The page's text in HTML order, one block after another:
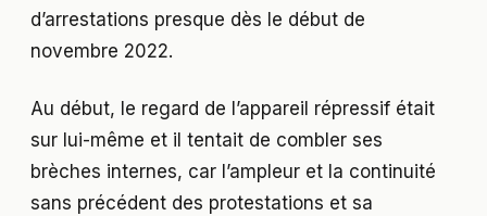
d’arrestations presque dès le début de
novembre 2022.
Au début, le regard de l’appareil répressif était
sur lui-même et il tentait de combler ses
brèches internes, car l’ampleur et la continuité
sans précédent des protestations et sa